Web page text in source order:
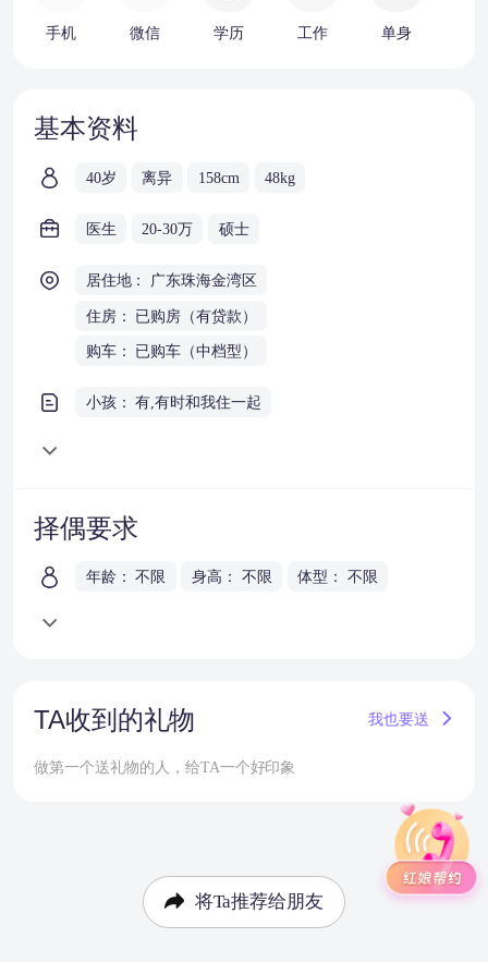
手机 微信 学历 工作 单身
基本资料
40岁 离异 158cm 48kg
医生 20-30万 硕士
居住地： 广东珠海金湾区
住房： 已购房（有贷款）
购车： 已购车（中档型）
小孩： 有,有时和我住一起
择偶要求
年龄： 不限 身高： 不限 体型： 不限
TA收到的礼物 我也要送
做第一个送礼物的人，给TA一个好印象
将Ta推荐给朋友